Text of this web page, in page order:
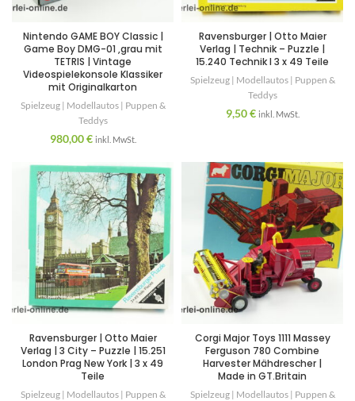
Nintendo GAME BOY Classic |
Game Boy DMG-01 ,grau mit
TETRIS | Vintage
Videospielekonsole Klassiker
mit Originalkarton
Spielzeug | Modellautos | Puppen &
Teddys
980,00€ inkl. MwSt.
Ravensburger | Otto Maier
Verlag | Technik – Puzzle |
15.240 Technik I 3 x 49 Teile
Spielzeug | Modellautos | Puppen &
Teddys
9,50€ inkl. MwSt.
Ravensburger | Otto Maier
Verlag | 3 City – Puzzle | 15.251
London Prag New York | 3 x 49
Teile
Spielzeug | Modellautos | Puppen &
Corgi Major Toys 1111 Massey
Ferguson 780 Combine
Harvester Mähdrescher |
Made in GT.Britain
Spielzeug | Modellautos | Puppen &